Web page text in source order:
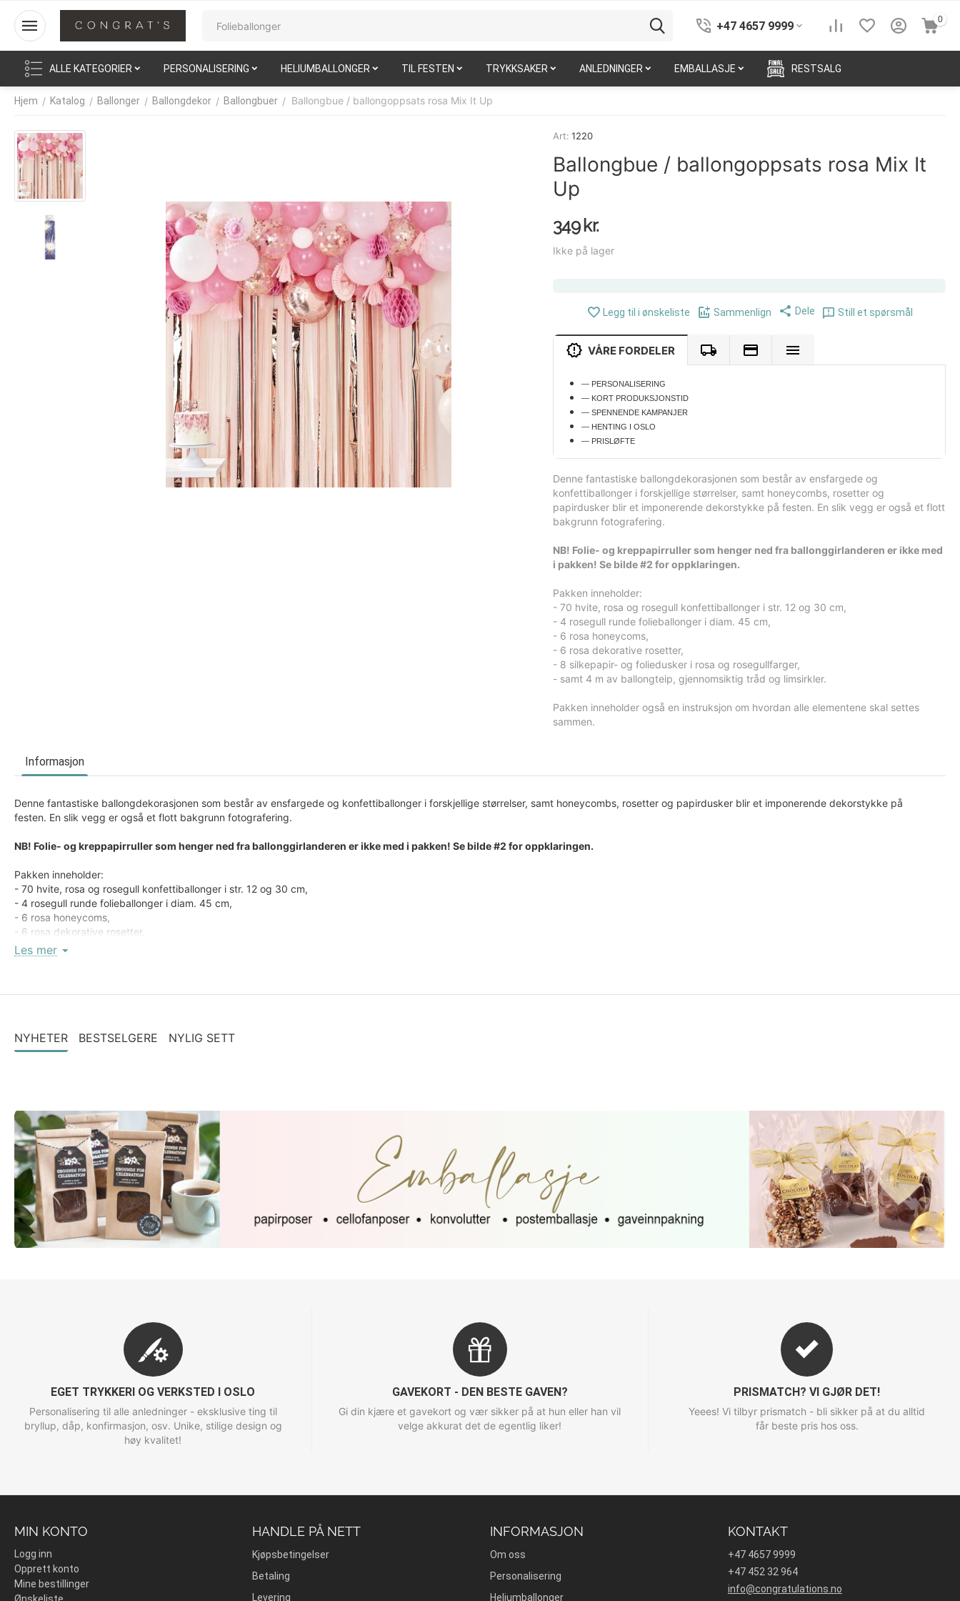
+47 4657 9999 0
ALLE KATEGORIER PERSONALISERING HELIUMBALLONGER TIL FESTEN TRYKKSAKER ANLEDNINGER EMBALLASJE RESTSALG
Hjem / Katalog / Ballonger / Ballongdekor / Ballongbuer / Ballongbue / ballongoppsats rosa Mix It Up
Art: 1220
Ballongbue / ballongoppsats rosa Mix It
Up
349 kr.
Ikke på lager
Legg til i ønskeliste Sammenlign Dele Still et spørsmål
VÅRE FORDELER
— PERSONALISERING
— KORT PRODUKSJONSTID
— SPENNENDE KAMPANJER
— HENTING I OSLO
— PRISLØFTE
Denne fantastiske ballongdekorasjonen som består av ensfargede og
konfettiballonger i forskjellige størrelser, samt honeycombs, rosetter og
papirdusker blir et imponerende dekorstykke på festen. En slik vegg er også et flott
bakgrunn fotografering.
NB! Folie- og kreppapirruller som henger ned fra ballonggirlanderen er ikke med
i pakken! Se bilde #2 for oppklaringen.
Pakken inneholder:
- 70 hvite, rosa og rosegull konfettiballonger i str. 12 og 30 cm,
- 4 rosegull runde folieballonger i diam. 45 cm,
- 6 rosa honeycoms,
- 6 rosa dekorative rosetter,
- 8 silkepapir- og foliedusker i rosa og rosegullfarger,
- samt 4 m av ballongteip, gjennomsiktig tråd og limsirkler.
Pakken inneholder også en instruksjon om hvordan alle elementene skal settes
sammen.
Informasjon
Denne fantastiske ballongdekorasjonen som består av ensfargede og konfettiballonger i forskjellige størrelser, samt honeycombs, rosetter og papirdusker blir et imponerende dekorstykke på
festen. En slik vegg er også et flott bakgrunn fotografering.
NB! Folie- og kreppapirruller som henger ned fra ballonggirlanderen er ikke med i pakken! Se bilde #2 for oppklaringen.
Pakken inneholder:
- 70 hvite, rosa og rosegull konfettiballonger i str. 12 og 30 cm,
- 4 rosegull runde folieballonger i diam. 45 cm,
- 6 rosa honeycoms,
- 6 rosa dekorative rosetter,
- 8 silkepapir- og foliedusker i rosa og rosegullfarger,
- samt 4 m av ballongteip, gjennomsiktig tråd og limsirkler.
Les mer
NYHETER BESTSELGERE NYLIG SETT
EGET TRYKKERI OG VERKSTED I OSLO
Personalisering til alle anledninger - eksklusive ting til
bryllup, dåp, konfirmasjon, osv. Unike, stilige design og
høy kvalitet!
GAVEKORT - DEN BESTE GAVEN?
Gi din kjære et gavekort og vær sikker på at hun eller han vil
velge akkurat det de egentlig liker!
PRISMATCH? VI GJØR DET!
Yeees! Vi tilbyr prismatch - bli sikker på at du alltid
får beste pris hos oss.
MIN KONTO
Logg inn
Opprett konto
Mine bestillinger
HANDLE PÅ NETT
Kjøpsbetingelser
Betaling
Levering
INFORMASJON
Om oss
Personalisering
Heliumballonger
KONTAKT
+47 4657 9999
+47 452 32 964
info@congratulations.no